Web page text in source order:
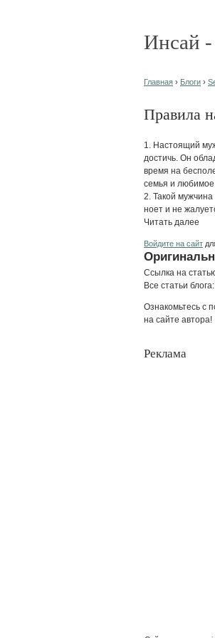
Инсай -
Главная › Блоги ›
Правила
1. Настоящий
достичь. Он
время на
семья и любимое
2. Такой
ноет и не
Читать далее
Войдите на сайт
Ссылка на
Все статьи блога:
Ознакомьтесь с
на сайте автора!
Реклама